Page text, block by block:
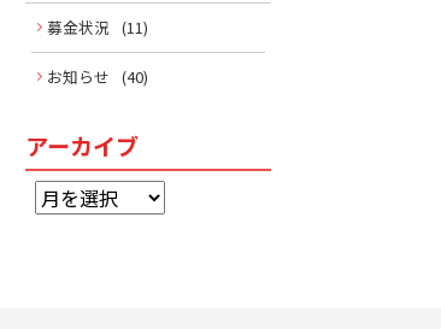
募金状況 (11)
お知らせ (40)
アーカイブ
ア
ー